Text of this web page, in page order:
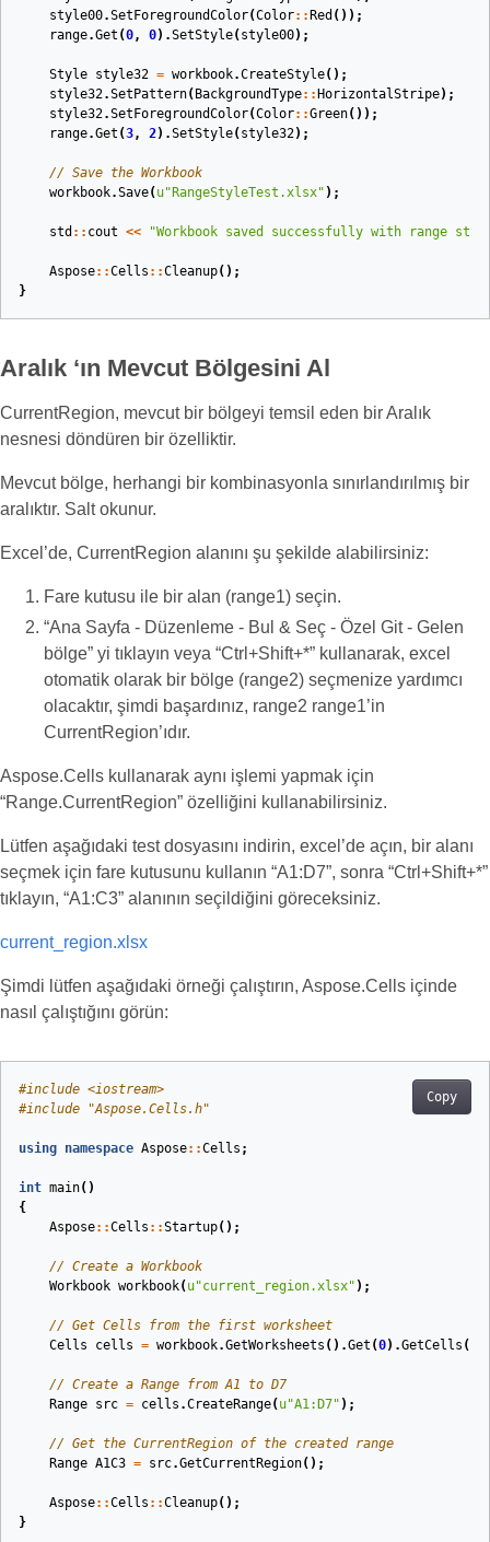
style00.SetForegroundColor(Color:: Red ());
range.Get (0, 0).SetStyle( style00);
Style style32 = workbook.CreateStyle();
style32.SetPattern( BackgroundType:: HorizontalStripe);
style32.SetForegroundColor(Color::Green());
range.Get (3, 2).SetStyle( style32);
// Save the Workbook
workbook.Save( u"RangeStyleTest.xlsx" );
std :: cout << "Workbook saved successfully with range
Aspose::Cells ::Cleanup();
}
Aralık ‘ın Mevcut Bölgesini Al
CurrentRegion, mevcut bir bölgeyi temsil eden bir Aralık
nesnesi döndüren bir özelliktir.
Mevcut bölge, herhangi bir kombinasyonla sınırlandırılmış bir
aralıktır. Salt okunur.
Excel’de, CurrentRegion alanını şu şekilde alabilirsiniz:
Fare kutusu ile bir alan (range1) seçin.
“Ana Sayfa - Düzenleme - Bul & Seç - Özel Git - Gelen
bölge” yi tıklayın veya “Ctrl+Shift+*” kullanarak, excel
otomatik olarak bir bölge (range2) seçmenize yardımcı
olacaktır, şimdi başardınız, range2 range1’in
CurrentRegion’ıdır.
Aspose.Cells kullanarak aynı işlemi yapmak için
“Range.CurrentRegion” özelliğini kullanabilirsiniz.
Lütfen aşağıdaki test dosyasını indirin, excel’de açın, bir alanı
seçmek için fare kutusunu kullanın “A1:D7”, sonra “Ctrl+Shift+*”
tıklayın, “A1:C3” alanının seçildiğini göreceksiniz.
current_region.xlsx
Şimdi lütfen aşağıdaki örneği çalıştırın, Aspose.Cells içinde
nasıl çalıştığını görün:
Copy
#include <iostream>
#include "Aspose.Cells.h"
using namespace Aspose::Cells ;
int main()
{
Aspose::Cells ::Startup();
// Create a Workbook
Workbook workbook( u"current_region.xlsx" ) ;
// Get Cells from the first worksheet
Cells
cells = workbook.GetWorksheets ().Get (0).GetCells ();
// Create a Range from A1 to D7
Range src = cells .CreateRange( u"A1:D7" );
// Get the CurrentRegion of the created range
Range A1C3 = src.GetCurrentRegion();
Aspose::Cells ::Cleanup();
}